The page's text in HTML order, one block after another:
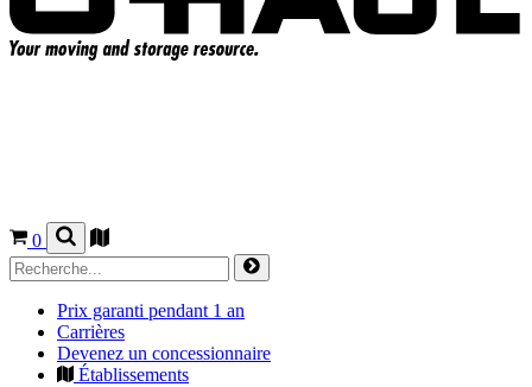
0
Prix garanti pendant 1 an
Carrières
Devenez un concessionnaire
Établissements